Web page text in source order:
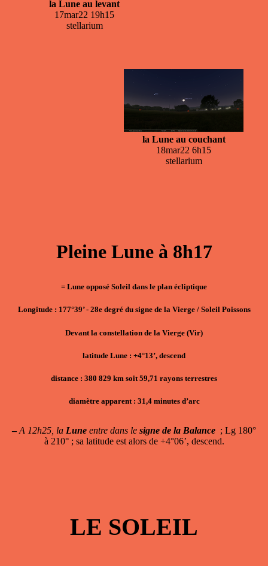
la Lune au levant
17mar22 19h15
stellarium
la Lune au couchant
18mar22 6h15
stellarium
Pleine Lune à 8h17
= Lune opposé Soleil dans le plan écliptique
Longitude : 177°39’ - 28e degré du signe de la Vierge / Soleil Poissons
Devant la constellation de la Vierge (Vir)
latitude Lune : +4°13’, descend
distance : 380 829 km soit 59,71 rayons terrestres
diamètre apparent : 31,4 minutes d’arc
– A 12h25, la Lune entre dans le signe de la Balance ; Lg 180°
à 210° ; sa latitude est alors de +4°06’, descend.
LE SOLEIL